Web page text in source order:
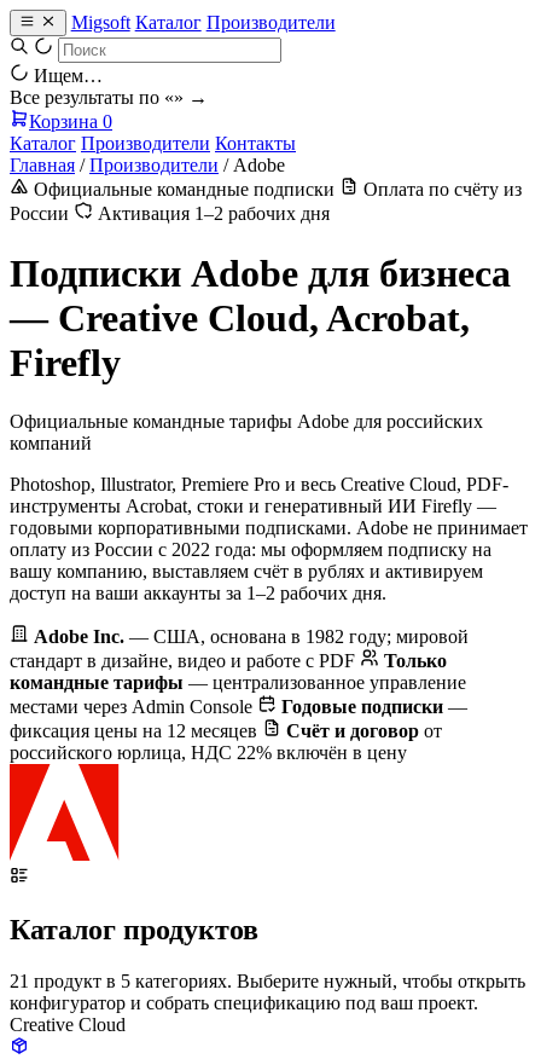
Migsoft Каталог Производители
Ищем…
Все результаты по «» →
Корзина 0
Каталог Производители Контакты
Главная / Производители / Adobe
Официальные командные подписки
Оплата по счёту из
России
Активация 1–2 рабочих дня
Подписки Adobe для бизнеса
— Creative Cloud, Acrobat,
Firefly
Официальные командные тарифы Adobe для российских
компаний
Photoshop, Illustrator, Premiere Pro и весь Creative Cloud, PDF-
инструменты Acrobat, стоки и генеративный ИИ Firefly —
годовыми корпоративными подписками. Adobe не принимает
оплату из России с 2022 года: мы оформляем подписку на
вашу компанию, выставляем счёт в рублях и активируем
доступ на ваши аккаунты за 1–2 рабочих дня.
Adobe Inc. — США, основана в 1982 году; мировой
стандарт в дизайне, видео и работе с PDF
Только
командные тарифы — централизованное управление
местами через Admin Console
Годовые подписки —
фиксация цены на 12 месяцев
Счёт и договор от
российского юрлица, НДС 22% включён в цену
Каталог продуктов
21 продукт в 5 категориях. Выберите нужный, чтобы открыть
конфигуратор и собрать спецификацию под ваш проект.
Creative Cloud